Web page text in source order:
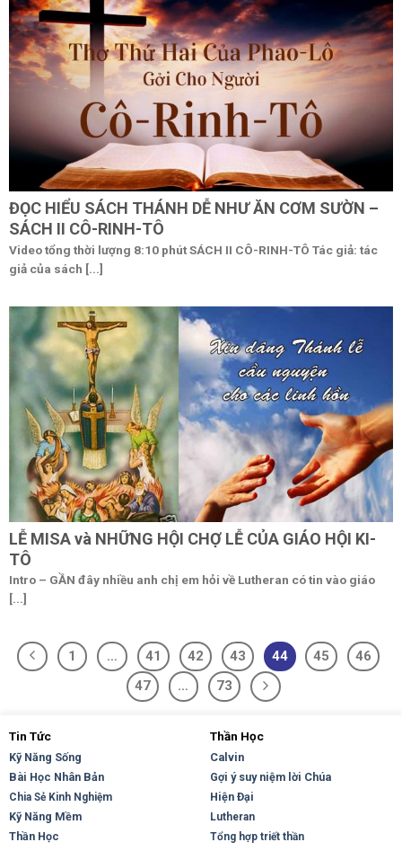
ĐỌC HIỂU SÁCH THÁNH DỄ NHƯ ĂN CƠM SƯỜN –
SÁCH II CÔ-RINH-TÔ
Video tổng thời lượng 8:10 phút SÁCH II CÔ-RINH-TÔ Tác giả: tác
giả của sách [...]
LỄ MISA và NHỮNG HỘI CHỢ LỄ CỦA GIÁO HỘI KI-
TÔ
Intro – GẦN đây nhiều anh chị em hỏi về Lutheran có tin vào giáo
[...]
1 … 41 42 43 44 45
46
47
… 73
Tin Tức
Kỹ Năng Sống
Bài Học Nhân Bản
Chia Sẻ Kinh Nghiệm
Kỹ Năng Mềm
Thần Học
Thần Học
Calvin
Gợi ý suy niệm lời Chúa
Hiện Đại
Lutheran
Tổng hợp triết thần